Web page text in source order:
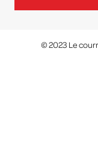
© 2023 Le